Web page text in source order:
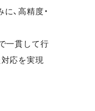
、高精度・
一貫して行
応を実現